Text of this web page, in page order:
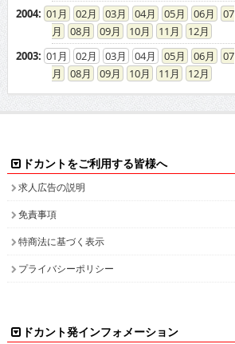
2004: 01 02 03 04 05 06
07
08
09 10 11
12
2003: 01 02 03 04 05 06
07
08
09 10 11 12
ドカントをご利用する皆様へ
求人広告の説明
免責事項
特商法に基づく表示
プライバシーポリシー
ドカント発インフォメーション